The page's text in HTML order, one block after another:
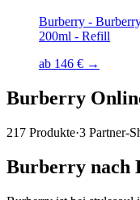
Burberry -
200ml - Refill
ab 146 € →
Burberry
217 Produkte·3 Partner-
Burberry nach